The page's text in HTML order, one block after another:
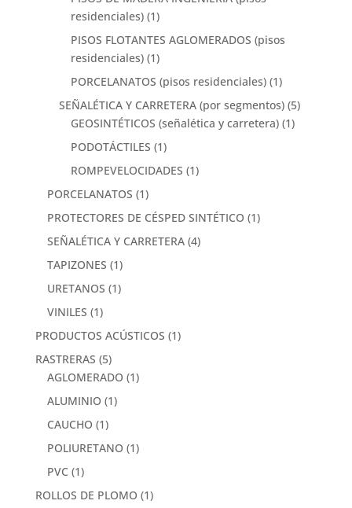
residenciales) (1)
PISOS FLOTANTES AGLOMERADOS (pisos
residenciales) (1)
PORCELANATOS (pisos residenciales) (1)
SEÑALÉTICA Y CARRETERA (por segmentos) (5)
GEOSINTÉTICOS (señalética y carretera) (1)
PODOTÁCTILES (1)
ROMPEVELOCIDADES (1)
PORCELANATOS (1)
PROTECTORES DE CÉSPED SINTÉTICO (1)
SEÑALÉTICA Y CARRETERA (4)
TAPIZONES (1)
URETANOS (1)
VINILES (1)
PRODUCTOS ACÚSTICOS (1)
RASTRERAS (5)
AGLOMERADO (1)
ALUMINIO (1)
CAUCHO (1)
POLIURETANO (1)
PVC (1)
ROLLOS DE PLOMO (1)